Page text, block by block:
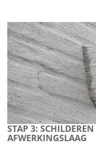
STAP 3:
AFWERKINGSLAAG